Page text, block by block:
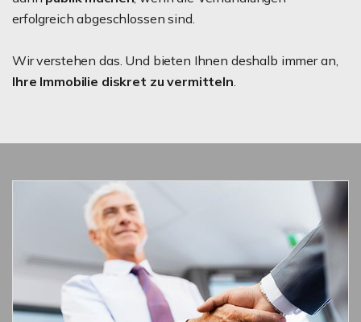
erfolgreich abgeschlossen sind.
Wir verstehen das. Und bieten Ihnen deshalb immer an,
Ihre Immobilie diskret zu vermitteln.